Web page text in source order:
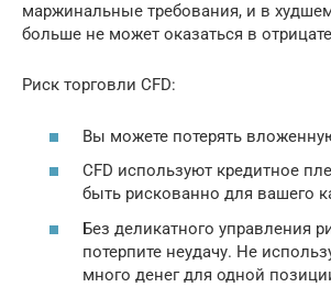
маржинальные требования, и в
больше не может оказаться в
Риск торговли CFD:
Вы можете потерять
CFD используют кредитное
быть рискованно для вашего
Без деликатного управления
потерпите неудачу. Не
много денег для одной